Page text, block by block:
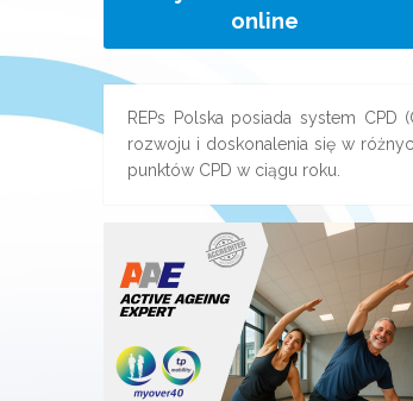
online
REPs Polska posiada system
rozwoju i doskonalenia się w
punktów CPD w ciągu roku.